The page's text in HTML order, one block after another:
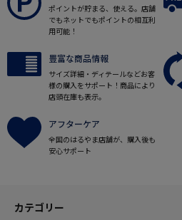
ポイントが貯まる、使える。店舗
でもネットでもポイントの相互利
用可能！
豊富な商品情報
サイズ詳細・ディテールなどお客
様の購入をサポート！商品により
店頭在庫も表示。
アフターケア
全国のはるやま店舗が、購入後も
安心サポート
カテゴリー